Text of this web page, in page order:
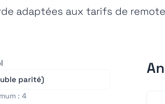
adaptées aux tarifs de
: 4